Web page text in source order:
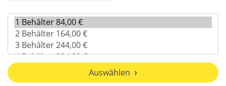
Auswählen